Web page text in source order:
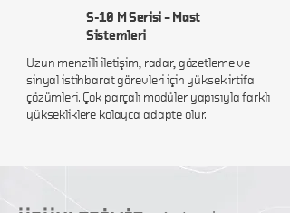
S-10 M Serisi – Mast
Sistemleri
Uzun menzilli iletişim, radar, gözetleme ve
sinyal istihbarat görevleri için yüksek irtifa
çözümleri. Çok parçalı modüler yapısıyla farklı
yüksekliklere kolayca adapte olur.